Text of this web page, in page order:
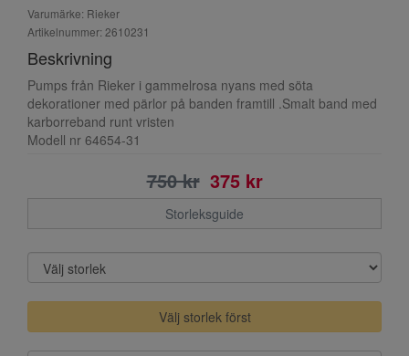
Varumärke: Rieker
Artikelnummer: 2610231
Beskrivning
Pumps från Rieker i gammelrosa nyans med söta
dekorationer med pärlor på banden framtill .Smalt band med
karborreband runt vristen
Modell nr 64654-31
750 kr 375 kr
Storleksguide
Välj storlek först